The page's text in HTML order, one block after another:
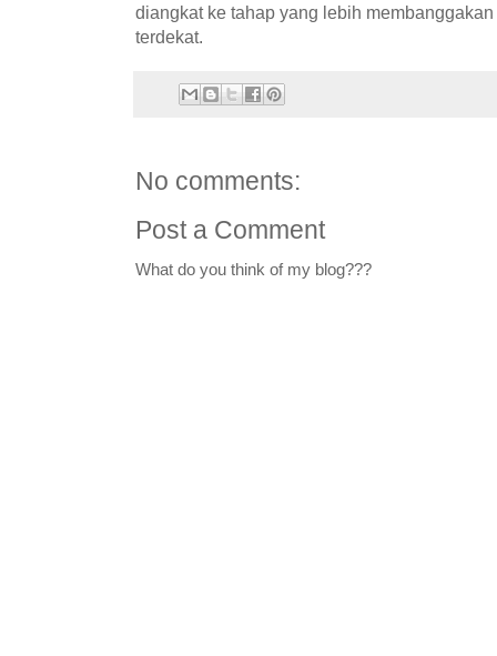
diangkat ke tahap yang lebih
terdekat.
No comments:
Post a Comment
What do you think of my blog???